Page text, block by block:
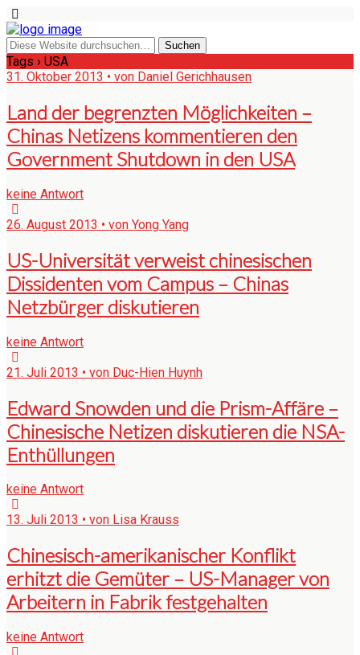
Tags › USA
31. Oktober 2013 • von Daniel Gerichhausen
Land der begrenzten Möglichkeiten –
Chinas Netizens kommentieren den
Government Shutdown in den USA
keine Antwort
26. August 2013 • von Yong Yang
US-Universität verweist chinesischen
Dissidenten vom Campus – Chinas
Netzbürger diskutieren
keine Antwort
21. Juli 2013 • von Duc-Hien Huynh
Edward Snowden und die Prism-Affäre –
Chinesische Netizen diskutieren die NSA-
Enthüllungen
keine Antwort
13. Juli 2013 • von Lisa Krauss
Chinesisch-amerikanischer Konflikt
erhitzt die Gemüter – US-Manager von
Arbeitern in Fabrik festgehalten
keine Antwort